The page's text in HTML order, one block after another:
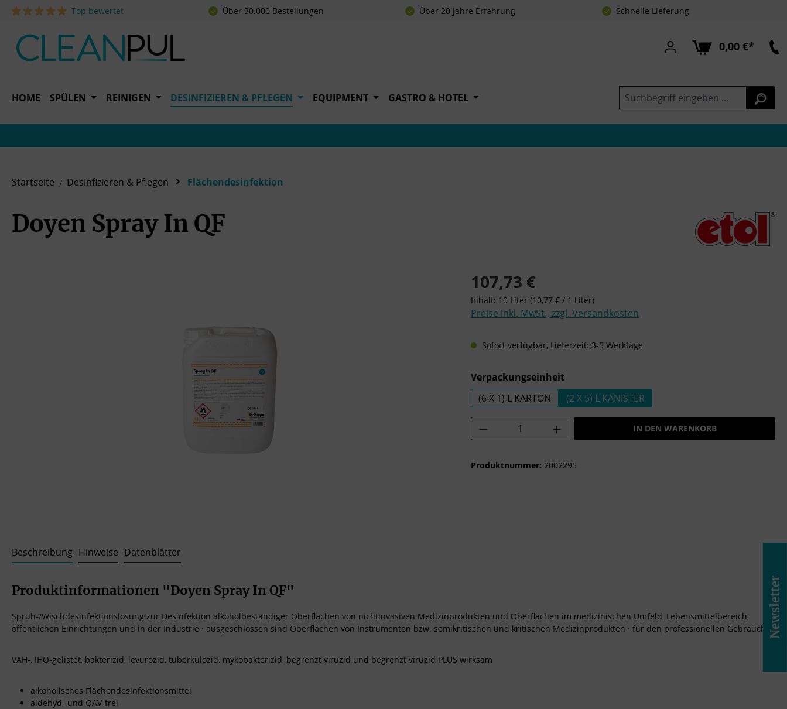
Hauptinhalt springen
Zur Suche springen
Zur Hauptnavigation springen
Top bewertet Über 30.000 Bestellungen Über 20 Jahre Erfahrung Schnelle Lieferung
0,00 €*
HOME SPÜLEN REINIGEN DESINFIZIEREN & PFLEGEN EQUIPMENT GASTRO & HOTEL
Startseite Desinfizieren & Pflegen Flächendesinfektion
Doyen Spray In QF
Regulärer Preis:
107,73 €
Inhalt: 10 Liter (10,77 € / 1 Liter)
Preise inkl. MwSt., zzgl. Versandkosten
Sofort verfügbar, Lieferzeit: 3-5 Werktage
Verpackungseinheitauswählen
(6 X 1) L KARTON
(2 X 5) L KANISTER
Produkt Anzahl: Gib den gewünschten Wert
IN DEN WARENKORB
Produktnummer: 2002295
Beschreibung Hinweise Datenblätter
Produktinformationen "Doyen Spray In QF"
Sprüh-/Wischdesinfektionslösung zur Desinfektion alkoholbeständiger Oberflächen von nichtinvasiven Medizinprodukten und Oberflächen im medizinischen Umfeld, Lebensmittelbereich,
öffentlichen Einrichtungen und in der Industrie · ausgeschlossen sind Oberflächen von Instrumenten bzw. semikritischen und kritischen Medizinprodukten · für den professionellen Gebrauch
VAH-, IHO-gelistet, bakterizid, levurozid, tuberkulozid, mykobakterizid, begrenzt viruzid und begrenzt viruzid PLUS wirksam
alkoholisches Flächendesinfektionsmittel
aldehyd- und QAV-frei
Newsletter